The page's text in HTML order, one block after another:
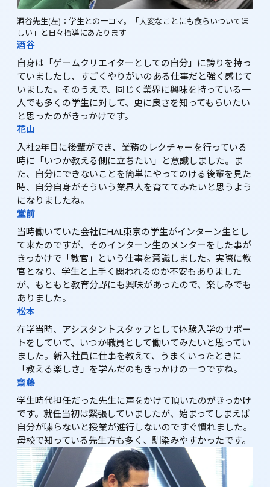
酒谷先生(左)：学生との一コマ。「大変なことにも食らいついてほ
しい」と日々指導にあたります
酒谷
自身は「ゲームクリエイターとしての自分」に誇りを持っ
ていましたし、すごくやりがいのある仕事だと強く感じて
いました。そのうえで、同じく業界に興味を持っている一
人でも多くの学生に対して、更に良さを知ってもらいたい
と思ったのがきっかけです。
花山
入社2年目に後輩ができ、業務のレクチャーを行っている
時に「いつか教える側に立ちたい」と意識しました。ま
た、自分にできないことを簡単にやってのける後輩を見た
時、自分自身がそういう業界人を育ててみたいと思うよう
になりましたね。
堂前
当時働いていた会社にHAL東京の学生がインターン生とし
て来たのですが、そのインターン生のメンターをした事が
きっかけで「教官」という仕事を意識しました。実際に教
官となり、学生と上手く関われるのか不安もありました
が、もともと教育分野にも興味があったので、楽しみでも
ありました。
松本
在学当時、アシスタントスタッフとして体験入学のサポー
トをしていて、いつか職員として働いてみたいと思ってい
ました。新入社員に仕事を教えて、うまくいったときに
「教える楽しさ」を学んだのもきっかけの一つですね。
齋藤
学生時代担任だった先生に声をかけて頂いたのがきっかけ
です。就任当初は緊張していましたが、始まってしまえば
自分が喋らないと授業が進行しないのですぐ慣れました。
母校で知っている先生方も多く、馴染みやすかったです。